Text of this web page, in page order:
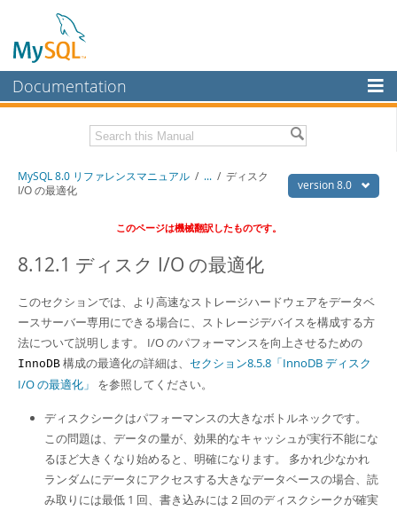
Documentation
MySQL Enterprise
Workbench
Connectors
More
MySQL.com
Downloads
Download this Manual version 8.0
MySQL 8.0 リファレンスマニュアル / ... / ディスク
I/O の最適化
このページは機械翻訳したものです。
8.12.1 ディスク I/O の最適化
このセクションでは、より高速なストレージハードウェアをデータベ
ースサーバー専用にできる場合に、ストレージデバイスを構成する方
法について説明します。 I/O のパフォーマンスを向上させるための
InnoDB 構成の最適化の詳細は、 セクション8.5.8「InnoDB ディスク
I/O の最適化」
を参照してください。
ディスクシークはパフォーマンスの大きなボトルネックです。
この問題は、データの量が、効果的なキャッシュが実行不能にな
るほど大きくなり始めると、明確になります。 多かれ少なかれ
ランダムにデータにアクセスする大きなデータベースの場合、読
み取りには最低 1 回、書き込みには 2 回のディスクシークが確実